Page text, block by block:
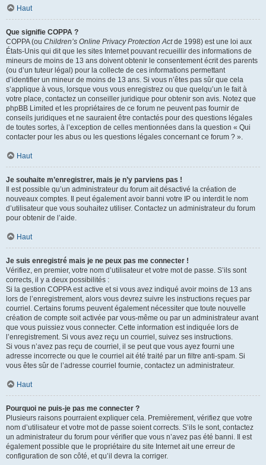
Haut
Que signifie COPPA ?
COPPA (ou Children’s Online Privacy Protection Actde 1998) est une loi aux
États-Unis qui dit que les sites Internet pouvant recueillir des informations de
mineurs de moins de 13 ans doivent obtenir le consentement écrit des parents
(ou d’un tuteur légal) pour la collecte de ces informations permettant
d’identifier un mineur de moins de 13 ans. Si vous n’êtes pas sûr que cela
s’applique à vous, lorsque vous vous enregistrez ou que quelqu’un le fait à
votre place, contactez un conseiller juridique pour obtenir son avis. Notez que
phpBB Limited et les propriétaires de ce forum ne peuvent pas fournir de
conseils juridiques et ne sauraient être contactés pour des questions légales
de toutes sortes, à l’exception de celles mentionnées dans la question « Qui
contacter pour les abus ou les questions légales concernant ce forum ? ».
Haut
Je souhaite m’enregistrer, mais je n’y parviens pas !
Il est possible qu’un administrateur du forum ait désactivé la création de
nouveaux comptes. Il peut également avoir banni votre IP ou interdit le nom
d’utilisateur que vous souhaitez utiliser. Contactez un administrateur du forum
pour obtenir de l’aide.
Haut
Je suis enregistré mais je ne peux pas me connecter !
Vérifiez, en premier, votre nom d’utilisateur et votre mot de passe. S’ils sont
corrects, il y a deux possibilités :
Si la gestion COPPA est active et si vous avez indiqué avoir moins de 13 ans
lors de l’enregistrement, alors vous devrez suivre les instructions reçues par
courriel. Certains forums peuvent également nécessiter que toute nouvelle
création de compte soit activée par vous-même ou par un administrateur avant
que vous puissiez vous connecter. Cette information est indiquée lors de
l’enregistrement. Si vous avez reçu un courriel, suivez ses instructions.
Si vous n’avez pas reçu de courriel, il se peut que vous ayez fourni une
adresse incorrecte ou que le courriel ait été traité par un filtre anti-spam. Si
vous êtes sûr de l’adresse courriel fournie, contactez un administrateur.
Haut
Pourquoi ne puis-je pas me connecter ?
Plusieurs raisons pourraient expliquer cela. Premièrement, vérifiez que votre
nom d’utilisateur et votre mot de passe soient corrects. S’ils le sont, contactez
un administrateur du forum pour vérifier que vous n’avez pas été banni. Il est
également possible que le propriétaire du site Internet ait une erreur de
configuration de son côté, et qu’il devra la corriger.